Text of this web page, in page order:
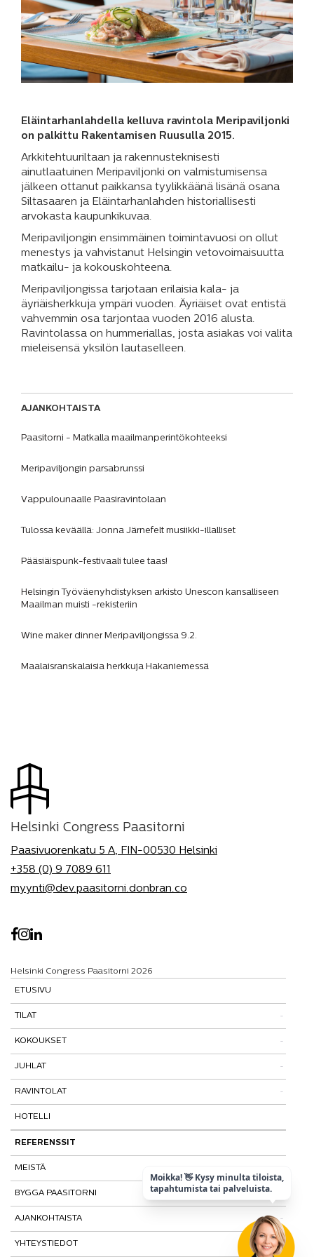
Eläintarhanlahdella kelluva ravintola Meripaviljonki
on palkittu Rakentamisen Ruusulla 2015.
Arkkitehtuuriltaan ja rakennusteknisesti
ainutlaatuinen Meripaviljonki on valmistumisensa
jälkeen ottanut paikkansa tyylikkäänä lisänä osana
Siltasaaren ja Eläintarhanlahden historiallisesti
arvokasta kaupunkikuvaa.
Meripaviljongin ensimmäinen toimintavuosi on ollut
menestys ja vahvistanut Helsingin vetovoimaisuutta
matkailu- ja kokouskohteena.
Meripaviljongissa tarjotaan erilaisia kala- ja
äyriäisherkkuja ympäri vuoden. Äyriäiset ovat entistä
vahvemmin osa tarjontaa vuoden 2016 alusta.
Ravintolassa on hummeriallas, josta asiakas voi valita
mieleisensä yksilön lautaselleen.
AJANKOHTAISTA
Paasitorni - Matkalla maailmanperintökohteeksi
Meripaviljongin parsabrunssi
Vappulounaalle Paasiravintolaan
Tulossa keväällä: Jonna Järnefelt musiikki-illalliset
Pääsiäispunk-festivaali tulee taas!
Helsingin Työväenyhdistyksen arkisto Unescon kansalliseen
Maailman muisti -rekisteriin
Wine maker dinner Meripaviljongissa 9.2.
Maalaisranskalaisia herkkuja Hakaniemessä
Helsinki Congress Paasitorni
Paasivuorenkatu 5 A, FIN-00530 Helsinki
+358 (0) 9 7089 611
myynti@dev.paasitorni.donbran.co
Helsinki Congress Paasitorni 2026
ETUSIVU
TILAT
Tutustu tiloihimme
Tilat ja tarinat
Paasitorni-testi
KOKOUKSET
Kokouspaketit
Lisäpalvelut
JUHLAT
Pikkujoulut
RAVINTOLAT
Paasiravintola
Muut ravintolat
HOTELLI
REFERENSSIT
MEISTÄ
Kohtaamispaikka
Laatu ja vastuullisuus
Historia
BYGGA PAASITORNI
AJANKOHTAISTA
Tietosuojaseloste
YHTEYSTIEDOT
Moikka! 👋 Kysy minulta tiloista,
tapahtumista tai palveluista.